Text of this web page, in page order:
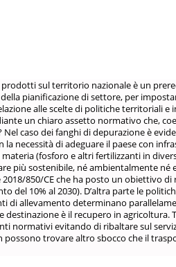
sul territorio nazionale è un
pianificazione di settore, per
alle scelte di politiche territoriali e
un chiaro assetto normativo che,
caso dei fanghi di depurazione è
la necessità di adeguare il paese con
(fosforo e altri fertilizzanti in
più sostenibile, né ambientalmente né
850/CE che ha posto un obiettivo
10% al 2030). D’altra parte le
di allevamento determinano
è il recupero in agricoltura.
normativi evitando di ribaltare sul
possono trovare altro sbocco che il